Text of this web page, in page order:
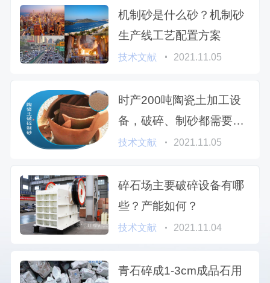
机制砂是什么砂？机制砂
生产线工艺配置方案
技术文献 2021.11.05
时产200吨陶瓷土加工设
备，破碎、制砂都需要哪
些？
技术文献 2021.11.05
碎石场主要破碎设备有哪
些？产能如何？
技术文献 2021.11.04
青石碎成1-3cm成品石用